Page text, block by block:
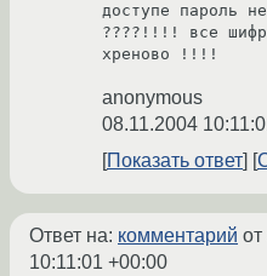
доступе пароль
????!!!! все
хреново !!!!
anonymous
08.11.2004
Показать ответ
Ответ на: комментарий
10:11:01 +00:00